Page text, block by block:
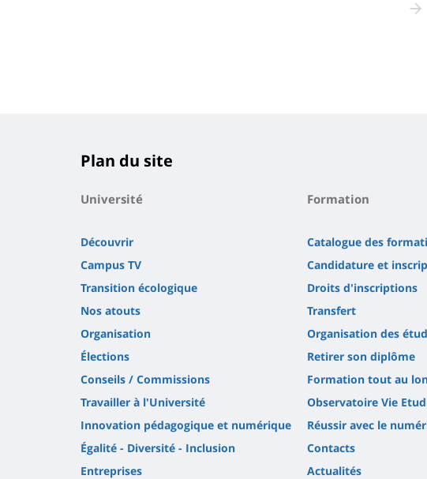
Plan du site
Université
Découvrir
Campus TV
Transition écologique
Nos atouts
Organisation
Élections
Conseils / Commissions
Travailler à l'Université
Innovation pédagogique et numérique
Égalité - Diversité - Inclusion
Entreprises
Formation
Catalogue des
Candidature et
Droits d'inscriptions
Transfert
Organisation des
Retirer son diplôme
Formation tout au
Observatoire Vie
Réussir avec le
Contacts
Actualités